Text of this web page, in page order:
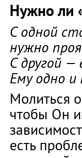
Нужно ли
С одной
нужно
С другой —
Ему одно
Молиться
чтобы Он
есть